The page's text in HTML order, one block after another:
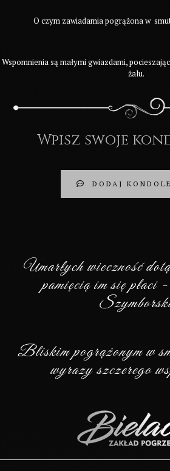
O czym zawiadamia pogrążona w
Wspomnienia są małymi gwiazdami,
żalu.
Wpisz swoje
DODAJ
Umarłych wieczność
pamięcią im się
Bliskim pogrążonym w
wyrazy szczerego